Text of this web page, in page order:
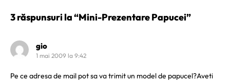
3 răspunsuri la “Mini-Prezentare Papucei”
gio
1 mai 2009 la 9:42
Pe ce adresa de mail pot sa va trimit un model de papucel?Aveti